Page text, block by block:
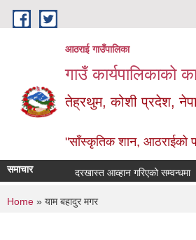
Skip to main content
आठराई गाउँपालिका
गाउँ कार्यपालिकाको
तेह्रथुम, कोशी प्रदेश,
"साँस्कृतिक शान, आठराईको
समाचार दरखास्त आव्हान गरिएको सम्वन्धमा ।
You are here
Home » याम बहादुर मगर